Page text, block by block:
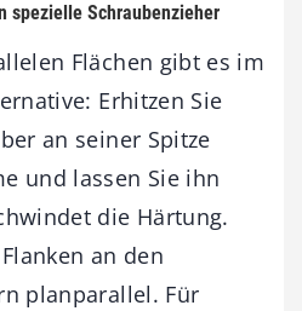
spezielle Schraubenzieher
Flächen gibt es im
Erhitzen Sie
an seiner Spitze
und lassen Sie ihn
die Härtung.
an den
planparallel. Für